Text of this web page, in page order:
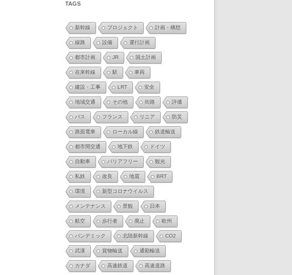
TAGS
新幹線 プロジェクト 計画・構想
線路 設備 運行計画
都市計画 JR 国土計画
在来幹線 駅 車両
建設・工事 LRT 安全
地域交通 その他 街路 評価
バス フランス リニア 防災
路面電車 ローカル線 鉄道輸送
都市間交通 地下鉄 ドイツ
自動車 バリアフリー 観光
私鉄 改良 地震 BRT
環境 新型コロナウイルス
メンテナンス 景観 日本
航空 歩行者 廃止 欧州
パンデミック 北陸新幹線 CO2
武漢 貨物輸送 通勤輸送
カナダ 高速鉄道 高速道路